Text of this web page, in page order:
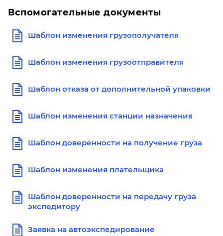
Вспомогательные документы
Шаблон изменения грузополучателя
Шаблон изменения грузоотправителя
Шаблон отказа от дополнительной упаковки
Шаблон изменения станции назначения
Шаблон доверенности на получение груза
Шаблон изменения плательщика
Шаблон доверенности на передачу груза
экспедитору
Заявка на автоэкспедирование